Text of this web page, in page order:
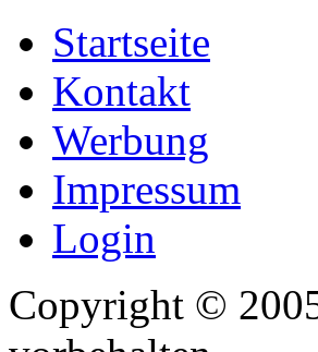
Startseite
Kontakt
Werbung
Impressum
Login
Copyright ©